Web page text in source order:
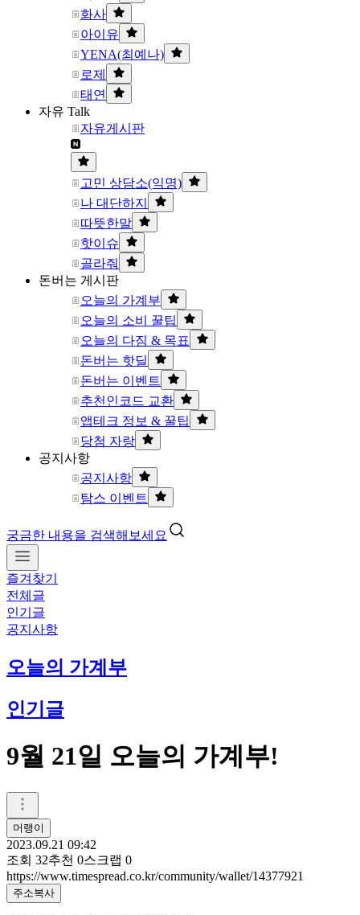
화사
아이유
YENA(최예나)
로제
태연
자유 Talk
자유게시판
고민 상담소(익명)
나 대단하지
따뜻한말
핫이슈
골라줘
돈버는 게시판
오늘의 가계부
오늘의 소비 꿀팁
오늘의 다짐 & 목표
돈버는 핫딜
돈버는 이벤트
추천인코드 교환
앱테크 정보 & 꿀팁
당첨 자랑
공지사항
공지사항
탐스 이벤트
궁금한 내용을 검색해보세요
즐겨찾기
전체글
인기글
공지사항
오늘의 가계부
인기글
9월 21일 오늘의 가계부!
머랭이
2023.09.21 09:42
조회 32추천 0스크랩 0
https://www.timespread.co.kr/community/wallet/14377921
주소복사